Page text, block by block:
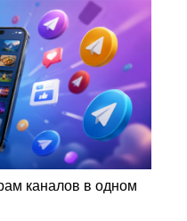
каналов в одном